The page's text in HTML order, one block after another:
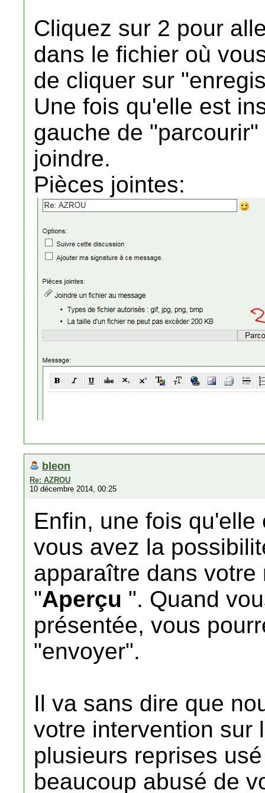
Cliquez sur 2 pour
dans le fichier où
de cliquer sur
Une fois qu'elle est
gauche de
joindre.
Pièces jointes:
bleon
Re: AZROU
10 décembre 2014, 00:25
Enfin, une fois
vous avez la
apparaître dans
"Aperçu ". Quand
présentée, vous
"envoyer".
Il va sans dire que
votre intervention sur
plusieurs reprises
beaucoup abusé de